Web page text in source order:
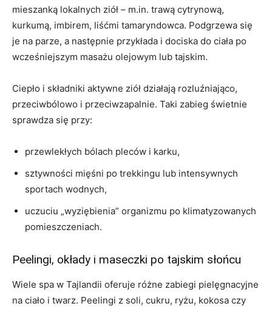
mieszanką lokalnych ziół – m.in. trawą cytrynową,
kurkumą, imbirem, liśćmi tamaryndowca. Podgrzewa się
je na parze, a następnie przykłada i dociska do ciała po
wcześniejszym masażu olejowym lub tajskim.
Ciepło i składniki aktywne ziół działają rozluźniająco,
przeciwbólowo i przeciwzapalnie. Taki zabieg świetnie
sprawdza się przy:
przewlekłych bólach pleców i karku,
sztywności mięśni po trekkingu lub intensywnych
sportach wodnych,
uczuciu „wyziębienia” organizmu po klimatyzowanych
pomieszczeniach.
Peelingi, okłady i maseczki po tajskim słońcu
Wiele spa w Tajlandii oferuje różne zabiegi pielęgnacyjne
na ciało i twarz. Peelingi z soli, cukru, ryżu, kokosa czy